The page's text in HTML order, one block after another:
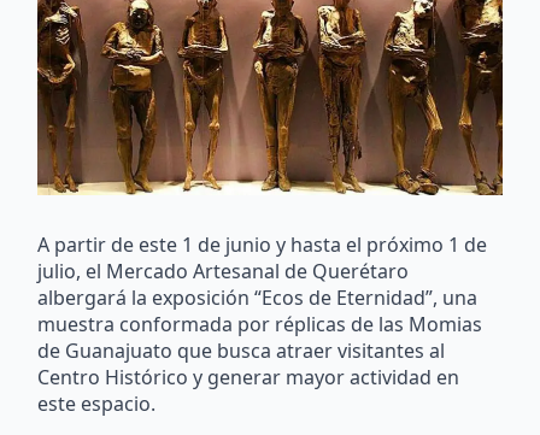
A partir de este 1 de junio y hasta el próximo 1 de
julio, el Mercado Artesanal de Querétaro
albergará la exposición “Ecos de Eternidad”, una
muestra conformada por réplicas de las Momias
de Guanajuato que busca atraer visitantes al
Centro Histórico y generar mayor actividad en
este espacio.